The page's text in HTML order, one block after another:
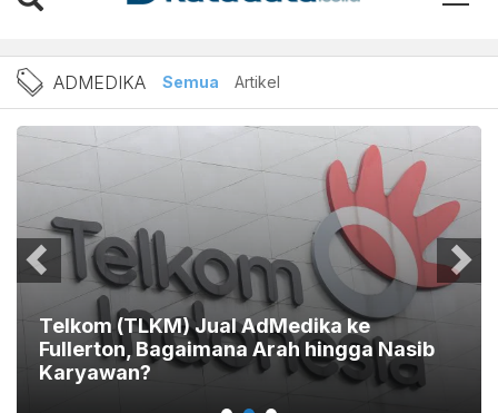
Berita AdMedika
ADMEDIKA Semua Artikel
Telkom (TLKM) Jual AdMedika ke
Fullerton, Bagaimana Arah hingga Nasib
Karyawan?